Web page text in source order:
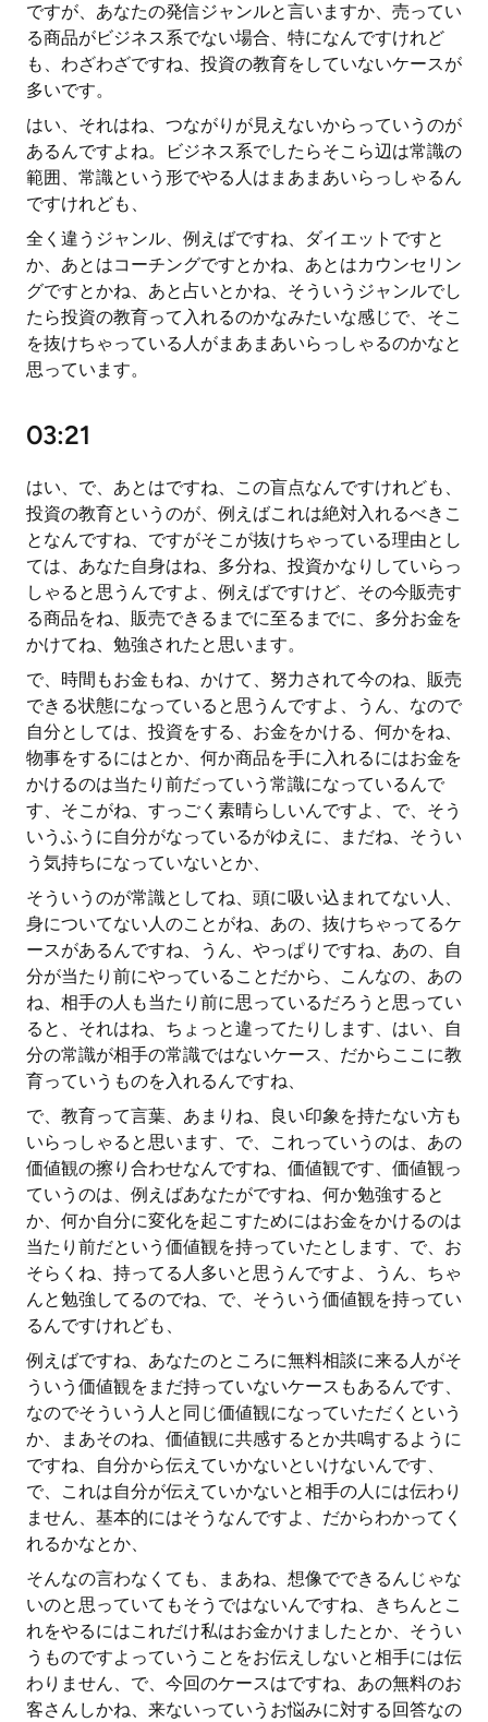
ですが、あなたの発信ジャンルと言いますか、売ってい
る商品がビジネス系でない場合、特になんですけれど
も、わざわざですね、投資の教育をしていないケースが
多いです。
はい、それはね、つながりが見えないからっていうのが
あるんですよね。ビジネス系でしたらそこら辺は常識の
範囲、常識という形でやる人はまあまあいらっしゃるん
ですけれども、
全く違うジャンル、例えばですね、ダイエットですと
か、あとはコーチングですとかね、あとはカウンセリン
グですとかね、あと占いとかね、そういうジャンルでし
たら投資の教育って入れるのかなみたいな感じで、そこ
を抜けちゃっている人がまあまあいらっしゃるのかなと
思っています。
03:21
はい、で、あとはですね、この盲点なんですけれども、
投資の教育というのが、例えばこれは絶対入れるべきこ
となんですね、ですがそこが抜けちゃっている理由とし
ては、あなた自身はね、多分ね、投資かなりしていらっ
しゃると思うんですよ、例えばですけど、その今販売す
る商品をね、販売できるまでに至るまでに、多分お金を
かけてね、勉強されたと思います。
で、時間もお金もね、かけて、努力されて今のね、販売
できる状態になっていると思うんですよ、うん、なので
自分としては、投資をする、お金をかける、何かをね、
物事をするにはとか、何か商品を手に入れるにはお金を
かけるのは当たり前だっていう常識になっているんで
す、そこがね、すっごく素晴らしいんですよ、で、そう
いうふうに自分がなっているがゆえに、まだね、そうい
う気持ちになっていないとか、
そういうのが常識としてね、頭に吸い込まれてない人、
身についてない人のことがね、あの、抜けちゃってるケ
ースがあるんですね、うん、やっぱりですね、あの、自
分が当たり前にやっていることだから、こんなの、あの
ね、相手の人も当たり前に思っているだろうと思ってい
ると、それはね、ちょっと違ってたりします、はい、自
分の常識が相手の常識ではないケース、だからここに教
育っていうものを入れるんですね、
で、教育って言葉、あまりね、良い印象を持たない方も
いらっしゃると思います、で、これっていうのは、あの
価値観の擦り合わせなんですね、価値観です、価値観っ
ていうのは、例えばあなたがですね、何か勉強すると
か、何か自分に変化を起こすためにはお金をかけるのは
当たり前だという価値観を持っていたとします、で、お
そらくね、持ってる人多いと思うんですよ、うん、ちゃ
んと勉強してるのでね、で、そういう価値観を持ってい
るんですけれども、
例えばですね、あなたのところに無料相談に来る人がそ
ういう価値観をまだ持っていないケースもあるんです、
なのでそういう人と同じ価値観になっていただくという
か、まあそのね、価値観に共感するとか共鳴するように
ですね、自分から伝えていかないといけないんです、
で、これは自分が伝えていかないと相手の人には伝わり
ません、基本的にはそうなんですよ、だからわかってく
れるかなとか、
そんなの言わなくても、まあね、想像でできるんじゃな
いのと思っていてもそうではないんですね、きちんとこ
れをやるにはこれだけ私はお金かけましたとか、そうい
うものですよっていうことをお伝えしないと相手には伝
わりません、で、今回のケースはですね、あの無料のお
客さんしかね、来ないっていうお悩みに対する回答なの